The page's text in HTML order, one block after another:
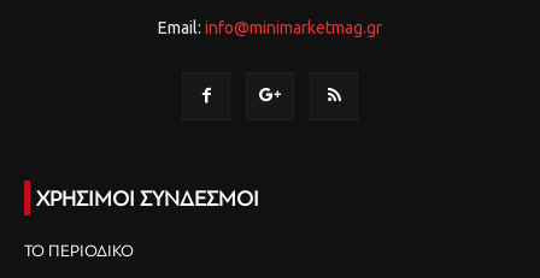
Email: info@minimarketmag.gr
ΧΡΗΣΙΜΟΙ ΣΥΝΔΕΣΜΟΙ
ΤΟ ΠΕΡΙΟΔΙΚΟ